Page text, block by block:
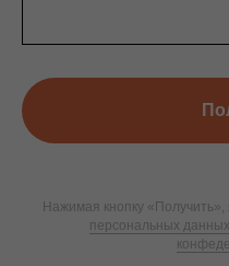
Нажимая кнопку
персональных данных